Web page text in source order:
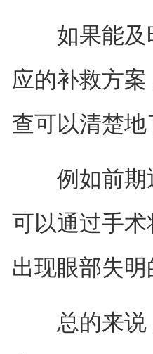
如果能及时
应的补救方
查可以清楚
例如前期通
可以通过手术
出现眼部失明
总的来说，